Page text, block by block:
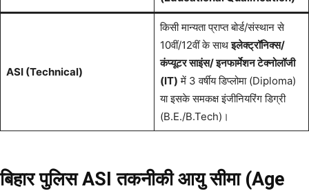
ASI (Technical)
किसी मान्यता प्राप्त बोर्ड/संस्थान से
10वीं/12वीं के साथइलेक्ट्रॉनिक्स/
कंप्यूटर साइंस/ इनफार्मेशन टेक्नोलॉजी
(IT) में 3 वर्षीय डिप्लोमा (Diploma)
या इसके समकक्ष इंजीनियरिंग डिग्री
(B.E./B.Tech)।
बिहार पुलिस ASI तकनीकी आयु सीमा (Age